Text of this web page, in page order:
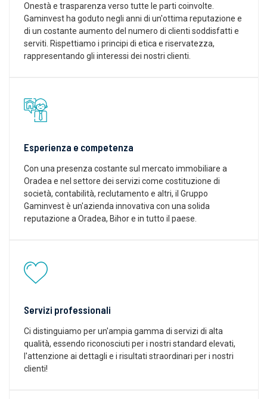
Onestà e trasparenza verso tutte le parti coinvolte.
Gaminvest ha goduto negli anni di un'ottima reputazione e
di un costante aumento del numero di clienti soddisfatti e
serviti. Rispettiamo i principi di etica e riservatezza,
rappresentando gli interessi dei nostri clienti.
Esperienza e competenza
Con una presenza costante sul mercato immobiliare a
Oradea e nel settore dei servizi come costituzione di
società, contabilità, reclutamento e altri, il Gruppo
Gaminvest è un'azienda innovativa con una solida
reputazione a Oradea, Bihor e in tutto il paese.
Servizi professionali
Ci distinguiamo per un'ampia gamma di servizi di alta
qualità, essendo riconosciuti per i nostri standard elevati,
l'attenzione ai dettagli e i risultati straordinari per i nostri
clienti!